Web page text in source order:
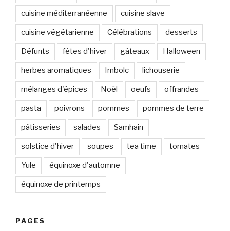
cuisine méditerranéenne cuisine slave
cuisine végétarienne Célébrations desserts
Défunts fêtes d'hiver gâteaux Halloween
herbes aromatiques Imbolc lichouserie
mélanges d'épices Noël oeufs offrandes
pasta poivrons pommes pommes de terre
pâtisseries salades Samhain
solstice d'hiver soupes tea time tomates
Yule équinoxe d'automne
équinoxe de printemps
PAGES